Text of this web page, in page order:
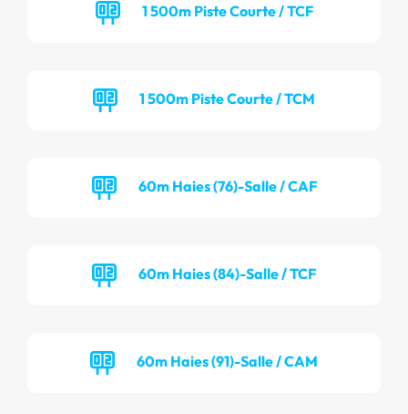
1 500m Piste Courte / TCF
1 500m Piste Courte / TCM
60m Haies (76)-Salle / CAF
60m Haies (84)-Salle / TCF
60m Haies (91)-Salle / CAM